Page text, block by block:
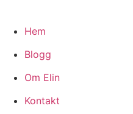
Hem
Blogg
Om Elin
Kontakt